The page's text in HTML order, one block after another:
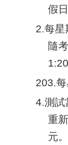
假
2.每星
隨
203.
4.測試
重
元。